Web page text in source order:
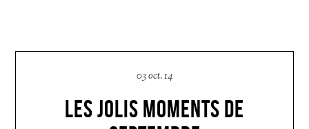
03 oct. 14
LES JOLIS MOMENTS DE